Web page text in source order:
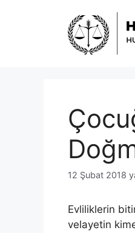
12 Şubat 2018
Evliliklerin
velayetin